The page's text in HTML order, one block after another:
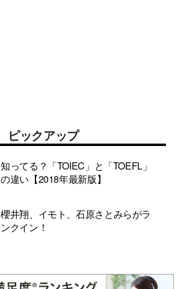
ピックアップ
知ってる？「TOIEC」と「TOEFL」
の違い【2018年最新版】
櫻井翔、イモト、石原さとみらがラ
ンクイン！